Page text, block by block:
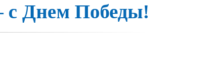
с Днем По­бе­ды!